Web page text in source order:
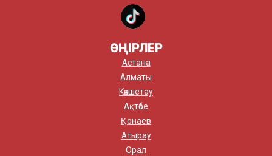
ӨҢІРЛЕР
Астана
Алматы
Көкшетау
Ақтөбе
Қонаев
Атырау
Орал